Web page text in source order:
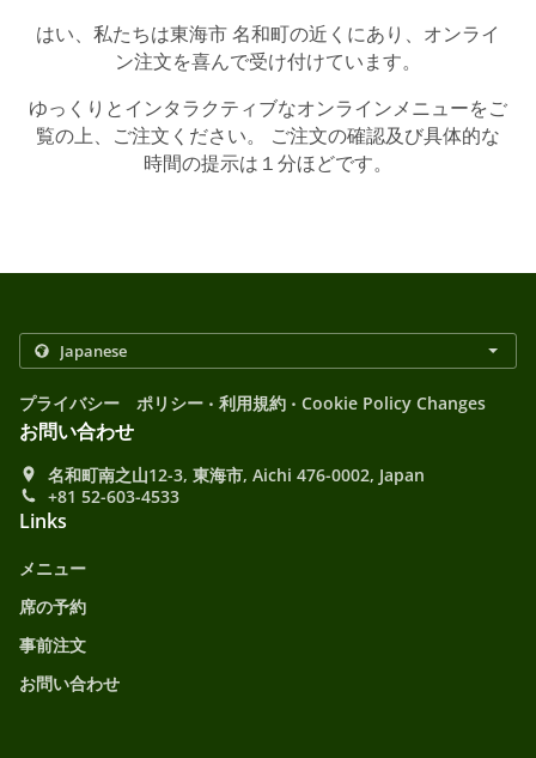
はい、私たちは東海市 名和町の近くにあり、オンライ
ン注文を喜んで受け付けています。
ゆっくりとインタラクティブなオンラインメニューをご
覧の上、ご注文ください。 ご注文の確認及び具体的な
時間の提示は１分ほどです。
プライバシー ポリシー . 利用規約 . Cookie Policy Changes
お問い合わせ
名和町南之山12-3, 東海市, Aichi 476-0002, Japan
+81 52-603-4533
Links
メニュー
席の予約
事前注文
お問い合わせ